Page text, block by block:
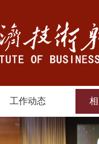
工作动态